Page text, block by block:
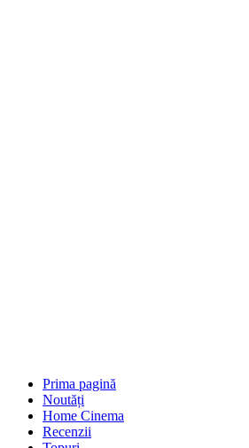
Prima pagină
Noutăți
Home Cinema
Recenzii